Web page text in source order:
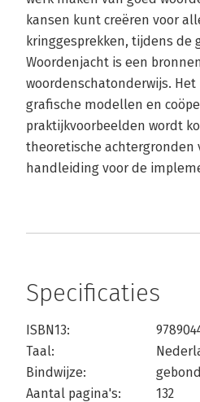
kansen kunt creëren voor
kringgesprekken, tijdens de
Woordenjacht is een
woordenschatonderwijs.
grafische modellen en
praktijkvoorbeelden wordt
theoretische achtergronden
handleiding voor de
Specificaties
ISBN13:
Taal:
Bindwijze:
Aantal pagina's:
132